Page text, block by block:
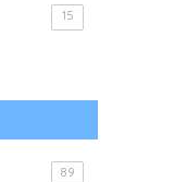
15
89